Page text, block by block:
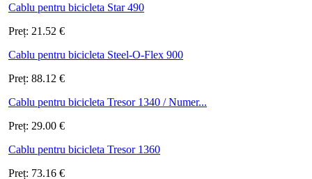
Cablu pentru bicicleta Star 490
Preț: 21.52 €
Cablu pentru bicicleta Steel-O-Flex 900
Preț: 88.12 €
Cablu pentru bicicleta Tresor 1340 / Numer...
Preț: 29.00 €
Cablu pentru bicicleta Tresor 1360
Preț: 73.16 €